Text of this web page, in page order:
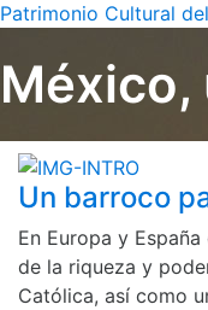
Patrimonio Cultural
México,
Un barroco
En Europa y
de la riqueza y
Católica, así como